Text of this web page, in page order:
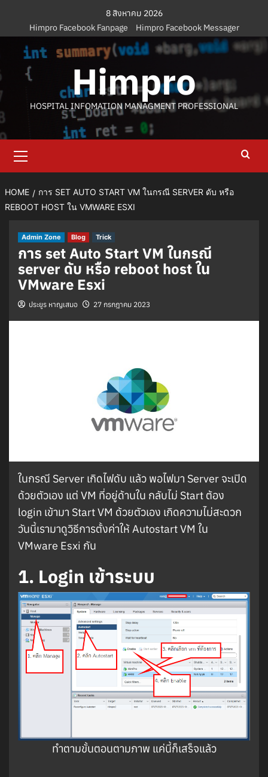
content
8 สิงหาคม 2026
Himpro Facebook Fanpage
Himpro Facebook Messager
Himpro
HOSPITAL INFOMATION MANAGMENT PROFESSIONAL
Menu
HOME
การ SET AUTO START VM ในกรณี SERVER ดับ หรือ
REBOOT HOST ใน VMWARE ESXI
Admin Zone Blog Trick
การ set Auto Start VM ในกรณี
server ดับ หรือ reboot host ใน
VMware Esxi
ประยูร หาญเสมอ 27 กรกฎาคม 2023
ในกรณี Server เกิดไฟดับ แล้ว พอไฟมา Server จะเปิด
ด้วยตัวเอง แต่ VM ที่อยู่ด้านใน กลับไม่ Start ต้อง
login เข้ามา Start VM ด้วยตัวเอง เกิดความไม่สะดวก
วันนี้เรามาดูวิธีการตั้งค่าให้ Autostart VM ใน
VMware Esxi กัน
1. Login เข้าระบบ
ทำตามขั้นตอนตามภาพ แค่นี้ก็เสร็จแล้ว